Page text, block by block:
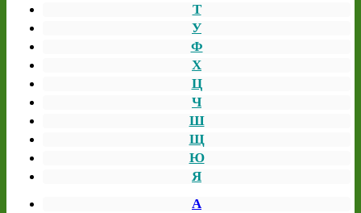
Т
У
Ф
Х
Ц
Ч
Ш
Щ
Ю
Я
А